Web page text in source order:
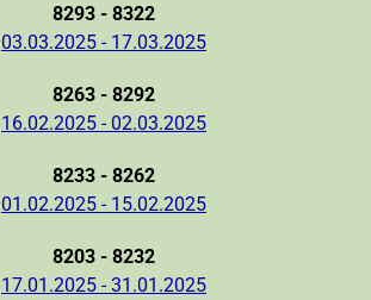
8293 - 8322
03.03.2025 - 17.03.2025
8263 - 8292
16.02.2025 - 02.03.2025
8233 - 8262
01.02.2025 - 15.02.2025
8203 - 8232
17.01.2025 - 31.01.2025